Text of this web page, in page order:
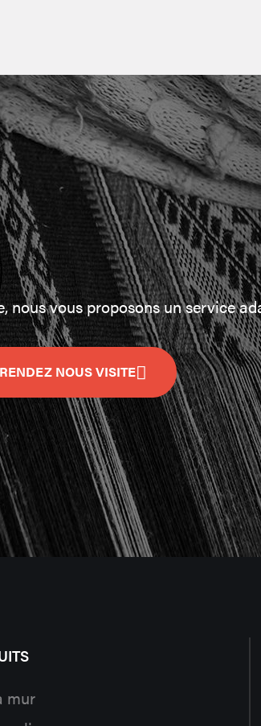
nous vous proposons un service
RENDEZ NOUS VISITE
mur